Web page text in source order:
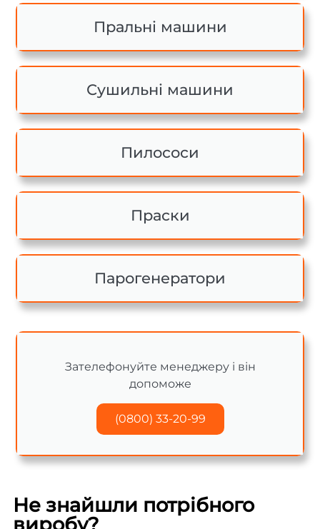
Пральні машини
Сушильні машини
Пилососи
Праски
Парогенератори
Зателефонуйте менеджеру і він
допоможе
(0800) 33-20-99
Не знайшли потрібного